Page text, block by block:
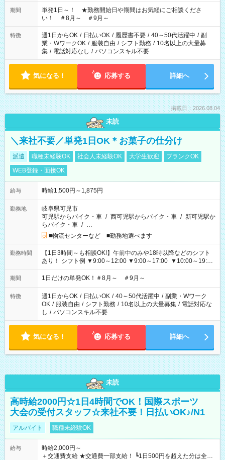
期間
単発1日～！ ★勤務開始日や期間はお気軽にご相談くださ
い！ ＃8月～ ＃9月～
特徴 週1日からOK / 日払いOK / 履歴書不要 / 40～50代活躍中 / 副
業・WワークOK / 服装自由 / シフト勤務 / 10名以上の大量募
集 / 電話対応なし / パソコンスキル不要
気になる！ 応募する 詳細へ
掲載日：2026.08.04
未読
＼来社不要／単発1日OK＊お菓子の仕分け
派遣 職種未経験OK 社会人未経験OK 大学生歓迎
ブランクOK
WEB登録・面接OK
給与 時給1,500円～1,875円
勤務地
岐阜県可児市
可児駅からバイク・車 / 西可児駅からバイク・車 / 新可児駅か
らバイク・車 / …
■物流センターなど ■勤務地選べます
勤務時間
【1日3時間～も相談OK!】午前中のみや18時以降などのシフト
あり！ シフト例 ▼9:00～12:00 ▼9:00～17:00 ▼10:00～19:00
▼18:00～21:00
期間 1日だけの単発OK！＃8月～ ＃9月～
特徴 週1日からOK / 日払いOK / 40～50代活躍中 / 副業・Wワーク
OK / 服装自由 / シフト勤務 / 10名以上の大量募集 / 電話対応な
し / パソコンスキル不要
気になる！ 応募する 詳細へ
未読
高時給2000円☆1日4時間でOK！国際スポーツ
大会の受付スタッフ☆来社不要！日払いOK♪/N1
アルバイト 職種未経験OK
給与
時給2,000円～
＋交通費支給 ★交通費一部支給！ ┗1日500円を超えた分は全額